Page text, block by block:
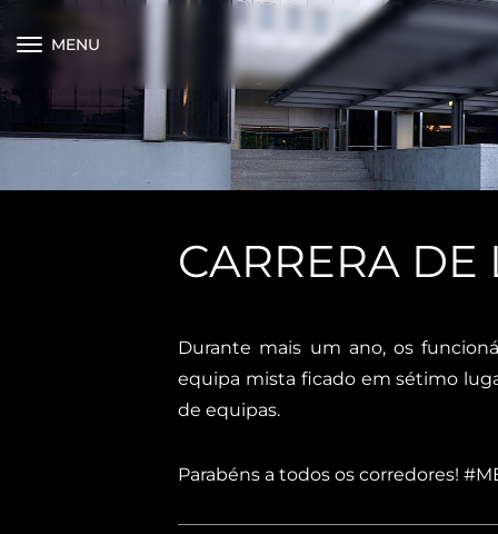
MENU
CARRERA
Durante mais um ano, os
equipa mista ficado em sétimo
de equipas.
Parabéns a todos os corredores!